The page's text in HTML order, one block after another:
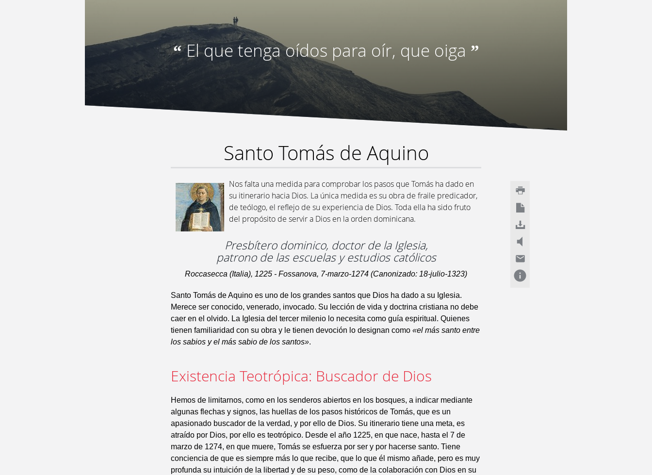
“El que tenga oídos para oír, que oiga ”
Santo Tomás de Aquino
Nos falta una medida para comprobar los pasos que Tomás ha dado en
su itinerario hacia Dios. La única medida es su obra de fraile predicador,
de teólogo, el reflejo de su experiencia de Dios. Toda ella ha sido fruto
del propósito de servir a Dios en la orden dominicana.
Presbítero dominico, doctor de la Iglesia,
patrono de las escuelas y estudios católicos
Roccasecca (Italia), 1225 - Fossanova, 7-marzo-1274 (Canonizado: 18-julio-1323)
Santo Tomás de Aquino es uno de los grandes santos que Dios ha dado a su Iglesia.
Merece ser conocido, venerado, invocado. Su lección de vida y doctrina cristiana no debe
caer en el olvido. La Iglesia del tercer milenio lo necesita como guía espiritual. Quienes
tienen familiaridad con su obra y le tienen devoción lo designan como «el más santo entre
los sabios y el más sabio de los santos».
Existencia Teotrópica: Buscador de Dios
Hemos de limitarnos, como en los senderos abiertos en los bosques, a indicar mediante
algunas flechas y signos, las huellas de los pasos históricos de Tomás, que es un
apasionado buscador de la verdad, y por ello de Dios. Su itinerario tiene una meta, es
atraído por Dios, por ello es teotrópico. Desde el año 1225, en que nace, hasta el 7 de
marzo de 1274, en que muere, Tomás se esfuerza por ser y por hacerse santo. Tiene
conciencia de que es siempre más lo que recibe, que lo que él mismo añade, pero es muy
profunda su intuición de la libertad y de su peso, como de la colaboración con Dios en su